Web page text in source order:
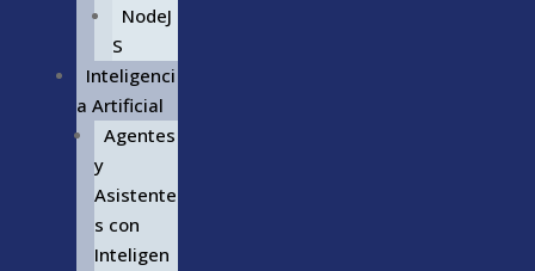
NodeJ
S
Inteligenci
a Artificial
Agentes
y
Asistente
s con
Inteligen